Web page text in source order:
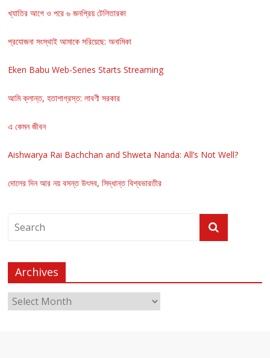
খ্যাতির আগে ও পরে ৬ জনপ্রিয় টেলিতারকা
প্রযোজনা সংস্থাই আমাকে সরিয়েছে: অনামিকা
Eken Babu Web-Series Starts Streaming
আমি ক্লান্ত, হতাশাগ্রস্ত: লাবণী সরকার
এ কেমন জীবন
Aishwarya Rai Bachchan and Shweta Nanda: All’s Not Well?
দোলের দিন আর নয় বসন্ত উৎসব, সিদ্ধান্ত বিশ্বভারতীর
Archives